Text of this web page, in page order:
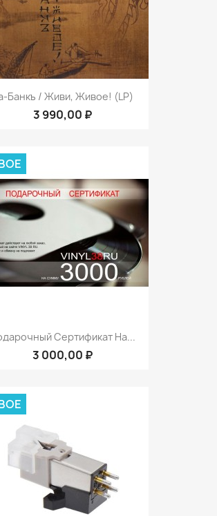
Банкъ / Живи, Живое! (LP)
3 990,00 ₽
Сертификат На...
3 000,00 ₽